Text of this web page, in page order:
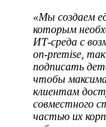
«Мы создаем
которым
ИТ-среда с
on-premise,
подписать
чтобы
клиентам
совместного
частью их